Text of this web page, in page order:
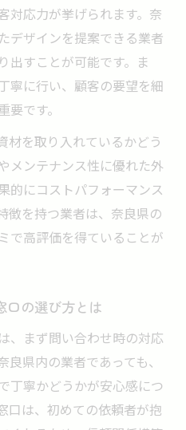
対応力が挙げられます。奈
デザインを提案できる業者
出すことが可能です。ま
寧に行い、顧客の要望を細
です。
材を取り入れているかどう
メンテナンス性に優れた外
的にコストパフォーマンス
徴を持つ業者は、奈良県の
で高評価を得ていることが
口の選び方とは
、まず問い合わせ時の対応
県内の業者であっても、
丁寧かどうかが安心感につ
口は、初めての依頼者が抱